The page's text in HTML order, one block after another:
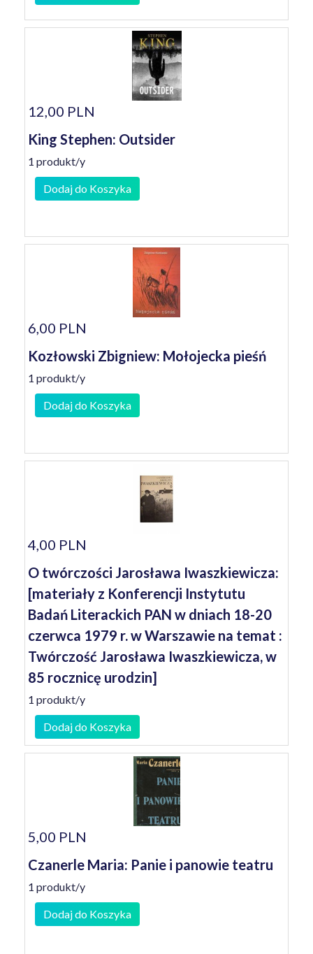
12,00 PLN
King Stephen: Outsider
1 produkt/y
Dodaj do Koszyka
6,00 PLN
Kozłowski Zbigniew: Mołojecka pieśń
1 produkt/y
Dodaj do Koszyka
4,00 PLN
O twórczości Jarosława Iwaszkiewicza:
[materiały z Konferencji Instytutu
Badań Literackich PAN w dniach 18-20
czerwca 1979 r. w Warszawie na temat :
Twórczość Jarosława Iwaszkiewicza, w
85 rocznicę urodzin]
1 produkt/y
Dodaj do Koszyka
5,00 PLN
Czanerle Maria: Panie i panowie teatru
1 produkt/y
Dodaj do Koszyka